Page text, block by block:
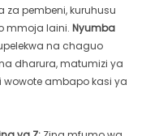
za pembeni, kuruhusu
mmoja laini. Nyumba
na chaguo
dharura, matumizi ya
wowote ambapo kasi ya